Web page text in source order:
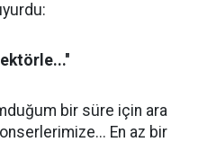
bir süre için ara
En az bir